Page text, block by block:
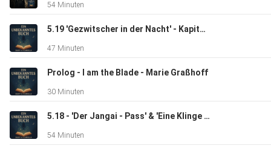
Wir freuen uns auf Euch! :D
54 Minuten
5.19 'Gezwitscher in der Nacht' - Kapitel 22 Das Rad der Zeit 5
47 Minuten
Prolog - I am the Blade - Marie Graßhoff
30 Minuten
5.18 - 'Der Jangai - Pass' & 'Eine Klinge zum Geschenk' - Das Rad der Zeit 5
54 Minuten